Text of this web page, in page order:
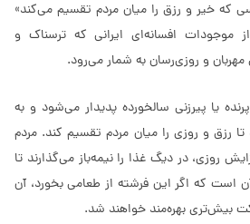
که خیر و رزق را میان مردم تقسیم می‌کند»
موجودات افسانه‌ای ایرانی که ترسناک و
و روزی‌رسان به شمار می‌رود.
یا پیرزنی سالخورده پدیدار می‌شود و به
رزق و روزی را میان مردم تقسیم کند. مردم
روزی، در دیگ غذا را نیمه‌باز می‌گذارند تا
آن است که اگر این فرشته از طعامی بخورد، آن
بیش‌تری بهره‌مند خواهند شد.